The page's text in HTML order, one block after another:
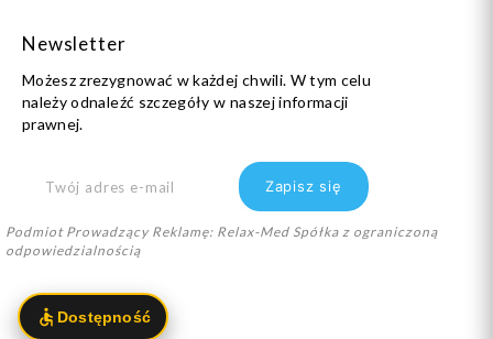
Newsletter
Możesz zrezygnować w każdej chwili. W tym celu
należy odnaleźć szczegóły w naszej informacji
prawnej.
Podmiot Prowadzący Reklamę: Relax-Med Spółka z ograniczoną
odpowiedzialnością